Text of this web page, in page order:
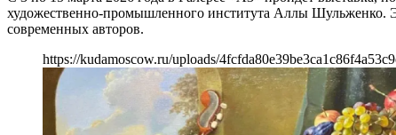
художественно-промышленного института Аллы Шульженко.
современных авторов.
https://kudamoscow.ru/uploads/